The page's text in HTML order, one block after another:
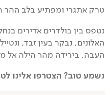
טרק אתגרי ומפתיע בלב ההר
נטפס בין בולדרים אדירים
האלונים, נבקר בעין זבד,
העבה, בירידה מהר הילה אל
נשמע טוב? הצטרפו אלינו